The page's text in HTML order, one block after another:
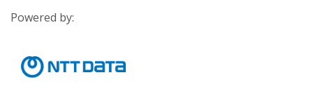
Powered by: